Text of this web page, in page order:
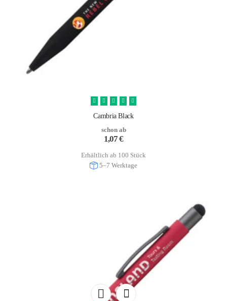
Cambria Black
schon ab
1,07€
Erhältlich ab 100 Stück
5–7 Werktage